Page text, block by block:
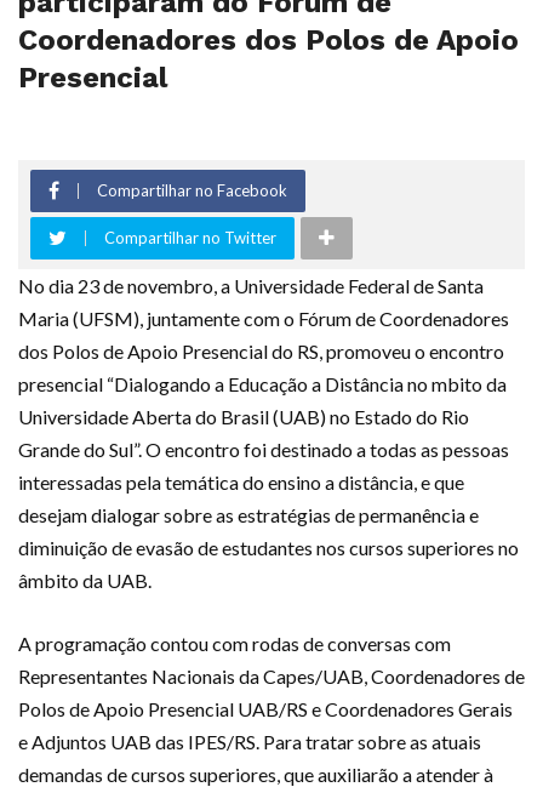
Coordenadores dos Polos de Apoio
Presencial
Compartilhar no Facebook
Compartilhar no Twitter
No dia 23 de novembro, a Universidade Federal de Santa
Maria (UFSM), juntamente com o Fórum de Coordenadores
dos Polos de Apoio Presencial do RS, promoveu o encontro
presencial “Dialogando a Educação a Distância no mbito da
Universidade Aberta do Brasil (UAB) no Estado do Rio
Grande do Sul”. O encontro foi destinado a todas as pessoas
interessadas pela temática do ensino a distância, e que
desejam dialogar sobre as estratégias de permanência e
diminuição de evasão de estudantes nos cursos superiores no
âmbito da UAB.
A programação contou com rodas de conversas com
Representantes Nacionais da Capes/UAB, Coordenadores de
Polos de Apoio Presencial UAB/RS e Coordenadores Gerais
e Adjuntos UAB das IPES/RS. Para tratar sobre as atuais
demandas de cursos superiores, que auxiliarão a atender à